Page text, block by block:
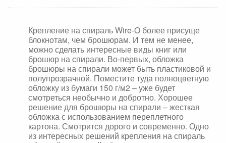
Крепление на спираль Wire-O более присуще
блокнотам, чем брошюрам. И тем не менее,
можно сделать интересные виды книг или
брошюр на спирали. Во-первых, обложка
брошюры на спирали может быть пластиковой и
полупрозрачной. Поместите туда полноцветную
обложку из бумаги 150 г/м2 – уже будет
смотреться необычно и добротно. Хорошее
решение для брошюры на спирали – жесткая
обложка с использованием переплетного
картона. Смотрится дорого и современно. Одно
из интересных решений крепления на спираль